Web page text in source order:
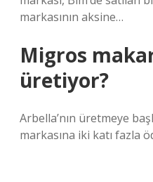
markasının aksine…
Migros
üretiyor?
Arbella’nın üretmeye
markasına iki katı fazla